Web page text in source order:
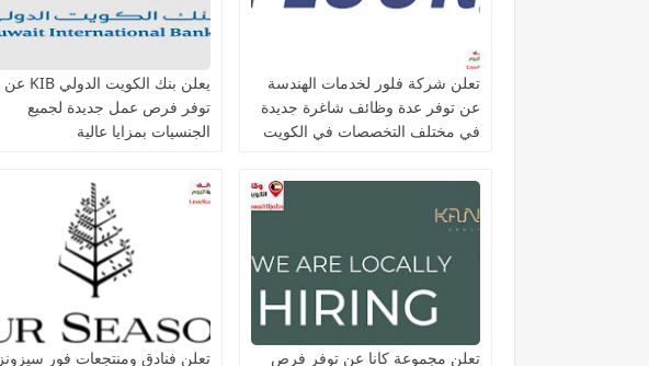
تعلن شركة فلور لخدمات الهندسة
عن توفر عدة وظائف شاغرة جديدة
في مختلف التخصصات في الكويت
يعلن بنك الكويت الدولي KIB عن
توفر فرص عمل جديدة لجميع
الجنسيات بمزايا عالية
تعلن مجموعة كانا عن توفر فرص تعلن فنادق ومنتجعات فور سيزونز‏